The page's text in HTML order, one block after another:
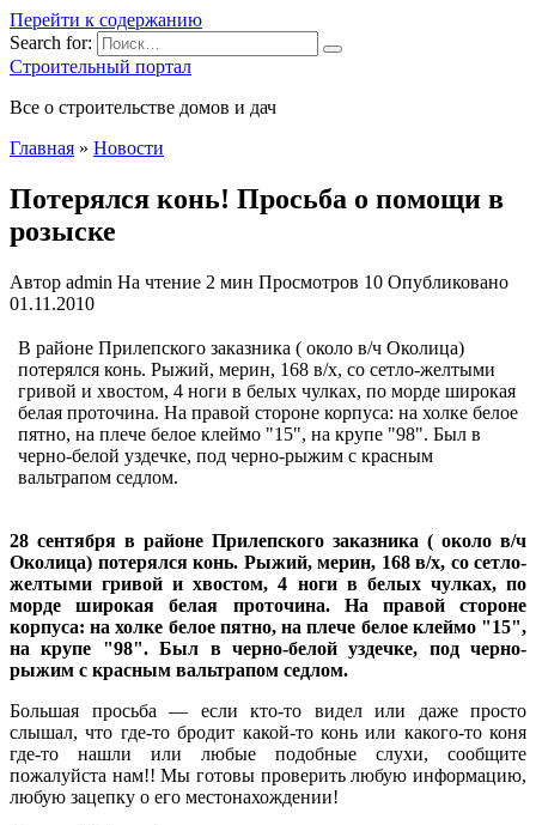
Перейти к содержанию
Search for:
Строительный портал
Все о строительстве домов и дач
Главная » Новости
Потерялся конь! Просьба о помощи в
розыске
Автор admin На чтение 2 мин Просмотров 10 Опубликовано
01.11.2010
В районе Прилепского заказника ( около в/ч Околица)
потерялся конь. Рыжий, мерин, 168 в/х, со сетло-желтыми
гривой и хвостом, 4 ноги в белых чулках, по морде широкая
белая проточина. На правой стороне корпуса: на холке белое
пятно, на плече белое клеймо "15", на крупе "98". Был в
черно-белой уздечке, под черно-рыжим с красным
вальтрапом седлом.
28 сентября в районе Прилепского заказника ( около в/ч
Околица) потерялся конь. Рыжий, мерин, 168 в/х, со сетло-
желтыми гривой и хвостом, 4 ноги в белых чулках, по
морде широкая белая проточина. На правой стороне
корпуса: на холке белое пятно, на плече белое клеймо "15",
на крупе "98". Был в черно-белой уздечке, под черно-
рыжим с красным вальтрапом седлом.
Большая просьба — если кто-то видел или даже просто
слышал, что где-то бродит какой-то конь или какого-то коня
где-то нашли или любые подобные слухи, сообщите
пожалуйста нам!! Мы готовы проверить любую информацию,
любую зацепку о его местонахождении!